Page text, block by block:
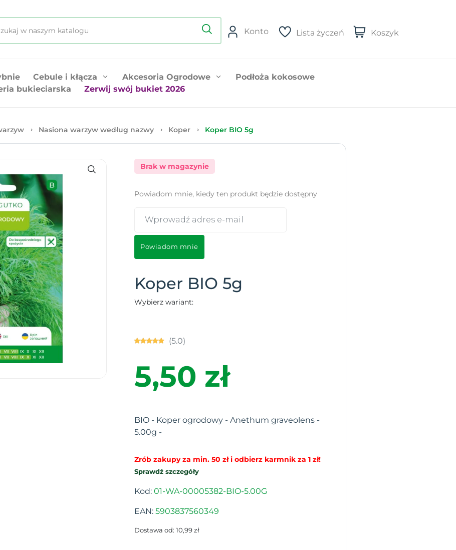
Konto Lista życzeń Koszyk
Cebule i kłącza Akcesoria Ogrodowe
Podłoża kokosowe
bukieciarska Zerwij swój bukiet 2026
Nasiona warzyw według nazwy Koper Koper BIO 5g
Brak w magazynie
Powiadom mnie, kiedy ten produkt będzie dostępny
Powiadom mnie
Koper BIO 5g
Wybierz wariant:
(5.0)
5,50 zł
BIO - Koper ogrodowy - Anethum graveolens -
5.00g -
Zrób zakupy za min. 50 zł i odbierz karmnik za 1 zł!
Sprawdź szczegóły
Kod: 01-WA-00005382-BIO-5.00G
EAN: 5903837560349
Dostawa od: 10,99 zł